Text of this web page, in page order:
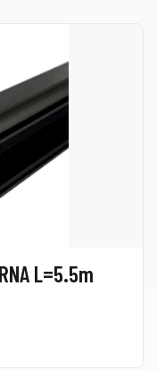
L=5.5m